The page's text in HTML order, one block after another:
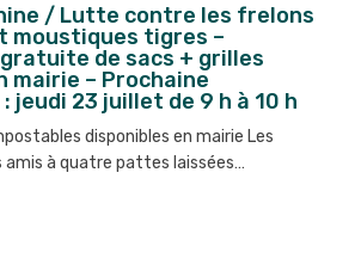
/ Lutte contre les frelons
moustiques tigres –
de sacs + grilles
mairie – Prochaine
jeudi 23 juillet de 9 h à 10 h
disponibles en mairie Les
amis à quatre pattes laissées…